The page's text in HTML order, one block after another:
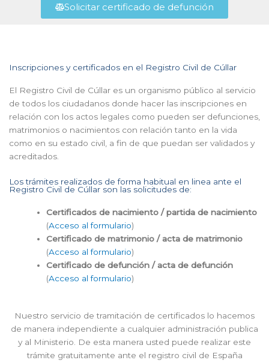
Solicitar certificado de defunción
Inscripciones y certificados en el Registro Civil de Cúllar
El Registro Civil de Cúllar es un organismo público al servicio
de todos los ciudadanos donde hacer las inscripciones en
relación con los actos legales como pueden ser defunciones,
matrimonios o nacimientos con relación tanto en la vida
como en su estado civil, a fin de que puedan ser validados y
acreditados.
Los trámites realizados de forma habitual en linea ante el
Registro Civil de Cúllar son las solicitudes de:
Certificados de nacimiento / partida de nacimiento
(Acceso al formulario)
Certificado de matrimonio / acta de matrimonio
(Acceso al formulario)
Certificado de defunción / acta de defunción
(Acceso al formulario)
Nuestro servicio de tramitación de certificados lo hacemos
de manera independiente a cualquier administración publica
y al Ministerio. De esta manera usted puede realizar este
trámite gratuitamente ante el registro civil de España